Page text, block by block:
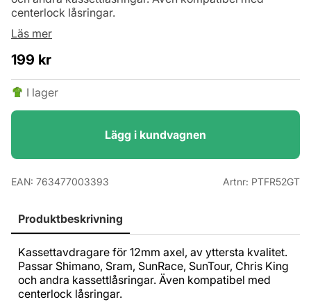
centerlock låsringar.
Läs mer
199 kr
I lager
Lägg i kundvagnen
EAN: 763477003393 Artnr: PTFR52GT
Produktbeskrivning
Kassettavdragare för 12mm axel, av yttersta kvalitet.
Passar Shimano, Sram, SunRace, SunTour, Chris King
och andra kassettlåsringar. Även kompatibel med
centerlock låsringar.